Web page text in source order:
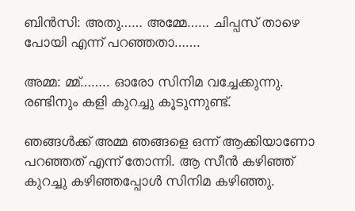
ബിൻസി: അതു…… അമ്മേ…… ചിപ്പസ്‌ താഴെ
പോയി എന്ന് പറഞ്ഞതാ…….
അമ്മ: മ്മ്…….. ഓരോ സിനിമ വച്ചേക്കുന്നു.
രണ്ടിനും കളി കുറച്ചു കൂടുന്നുണ്ട്.
ഞങ്ങൾക്ക് അമ്മ ഞങ്ങളെ ഒന്ന് ആക്കിയാണോ
പറഞ്ഞത് എന്ന് തോന്നി. ആ സീൻ കഴിഞ്ഞ്
കുറച്ചു കഴിഞ്ഞപ്പോൾ സിനിമ കഴിഞ്ഞു.